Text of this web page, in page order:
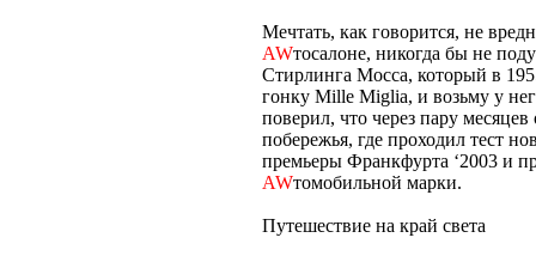
Мечтать, как говорится, не
AWтосалоне, никогда бы не
Стирлинга Мосса, который в
гонку Mille Miglia, и возьму у
поверил, что через пару
побережья, где проходил тест
премьеры Франкфурта ‘2003 и
AWтомобильной марки.
Путешествие на край света